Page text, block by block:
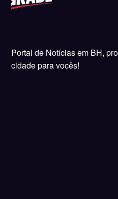
Portal de Notícias em BH,
cidade para vocês!